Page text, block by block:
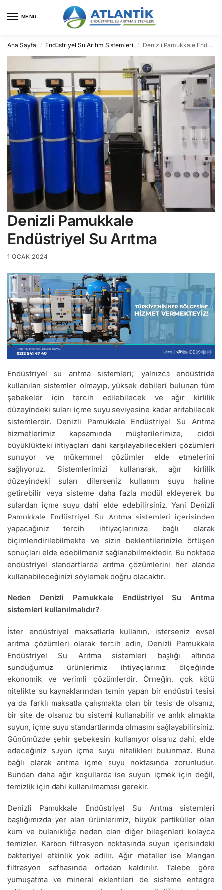
MENÜ
Ana Sayfa / Endüstriyel Su Arıtım Sistemleri / Denizli Pamukkale Endüstriyel Su Arıtma
Denizli Pamukkale
Endüstriyel Su Arıtma
1 OCAK 2024
Endüstriyel su arıtma sistemleri; yalnızca endüstride
kullanılan sistemler olmayıp, yüksek debileri bulunan tüm
şebekeler için tercih edilebilecek ve ağır kirlilik
düzeyindeki suları içme suyu seviyesine kadar arıtabilecek
sistemlerdir. Denizli Pamukkale Endüstriyel Su Arıtma
hizmetlerimiz kapsamında müşterilerimize, ciddi
büyüklükteki ihtiyaçları dahi karşılayabilecekleri çözümleri
sunuyor ve mükemmel çözümler elde etmelerini
sağlıyoruz. Sistemlerimizi kullanarak, ağır kirlilik
düzeyindeki suları dilerseniz kullanım suyu haline
getirebilir veya sisteme daha fazla modül ekleyerek bu
sulardan içme suyu dahi elde edebilirsiniz. Yani Denizli
Pamukkale Endüstriyel Su Arıtma sistemleri içerisinden
yapacağınız tercih ihtiyaçlarınıza bağlı olarak
biçimlendirilebilmekte ve sizin beklentilerinizle örtüşen
sonuçları elde edebilmeniz sağlanabilmektedir. Bu noktada
endüstriyel standartlarda arıtma çözümlerini her alanda
kullanabileceğinizi söylemek doğru olacaktır.
Neden Denizli Pamukkale Endüstriyel Su Arıtma
sistemleri kullanılmalıdır?
İster endüstriyel maksatlarla kullanın, isterseniz evsel
arıtma çözümleri olarak tercih edin, Denizli Pamukkale
Endüstriyel Su Arıtma sistemleri başlığı altında
sunduğumuz ürünlerimiz ihtiyaçlarınız ölçeğinde
ekonomik ve verimli çözümlerdir. Örneğin, çok kötü
nitelikte su kaynaklarından temin yapan bir endüstri tesisi
ya da farklı maksatla çalışmakta olan bir tesis de olsanız,
bir site de olsanız bu sistemi kullanabilir ve anlık almakta
suyun, içme suyu standartlarında olmasını sağlayabilirsiniz.
Günümüzde şehir şebekesini kullanıyor olsanız dahi, elde
edeceğiniz suyun içme suyu nitelikleri bulunmaz. Buna
bağlı olarak arıtma içme suyu noktasında zorunludur.
Bundan daha ağır koşullarda ise suyun içmek için değil,
temizlik için dahi kullanılmaması gerekir.
Denizli Pamukkale Endüstriyel Su Arıtma sistemleri
başlığımızda yer alan ürünlerimiz, büyük partiküller olan
kum ve bulanıklığa neden olan diğer bileşenleri kolayca
temizler. Karbon filtrasyon noktasında suyun içerisindeki
bakteriyel etkinlik yok edilir. Ağır metaller ise Mangan
filtrasyon safhasında ortadan kaldırılır. Talebe göre
yumuşatma ve mineral eklentileri de sisteme entegre